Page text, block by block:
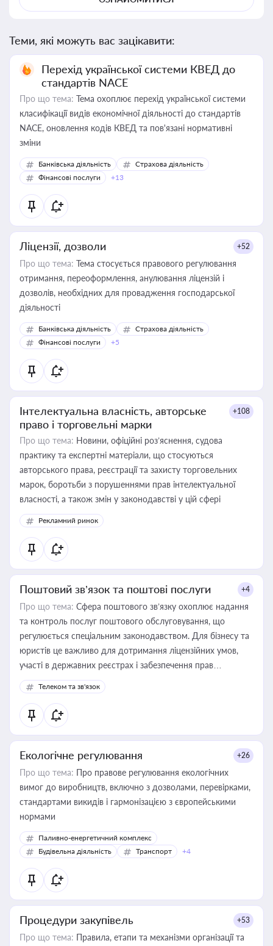
Теми, які можуть вас зацікавити:
Перехід української системи КВЕД до
стандартів NACE
Про що тема: Тема охоплює перехід української системи
класифікації видів економічної діяльності до стандартів
NACE, оновлення кодів КВЕД та пов'язані нормативні
зміни
Банківська діяльність
Страхова діяльність
Фінансові послуги
+13
Ліцензії, дозволи +52
Про що тема: Тема стосується правового регулювання
отримання, переоформлення, анулювання ліцензій і
дозволів, необхідних для провадження господарської
діяльності
Банківська діяльність
Страхова діяльність
Фінансові послуги
+5
Інтелектуальна власність, авторське
право і торговельні марки
+108
Про що тема: Новини, офіційні роз’яснення, судова
практику та експертні матеріали, що стосуються
авторського права, реєстрації та захисту торговельних
марок, боротьби з порушеннями прав інтелектуальної
власності, а також змін у законодавстві у цій сфері
Рекламний ринок
Поштовий зв’язок та поштові послуги +4
Про що тема: Сфера поштового зв’язку охоплює надання
та контроль послуг поштового обслуговування, що
регулюється спеціальним законодавством. Для бізнесу та
юристів це важливо для дотримання ліцензійних умов,
участі в державних реєстрах і забезпечення прав
споживачів.
Телеком та зв'язок
Екологічне регулювання +26
Про що тема: Про правове регулювання екологічних
вимог до виробництв, включно з дозволами, перевірками,
стандартами викидів і гармонізацією з європейськими
нормами
Паливно-енергетичний комплекс
Будівельна діяльність
Транспорт +4
Процедури закупівель +53
Про що тема: Правила, етапи та механізми організації та